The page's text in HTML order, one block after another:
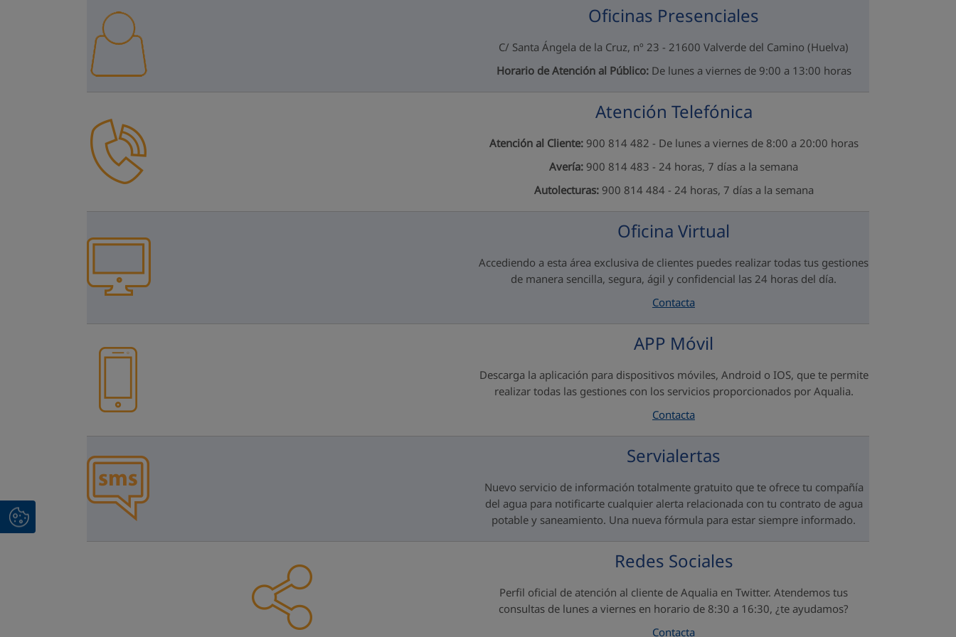
Oficinas Presenciales
C/ Santa Ángela de la Cruz, nº 23 - 21600 Valverde del Camino (Huelva)
Horario de Atención al Público:De lunes a viernes de 9:00 a 13:00 horas
Atención Telefónica
Atención al Cliente:900 814 482 - De lunes a viernes de 8:00 a 20:00 horas
Avería: 900 814 483 - 24 horas, 7 días a la semana
Autolecturas:900 814 484 - 24 horas, 7 días a la semana
Oficina Virtual
Accediendo a esta área exclusiva de clientes puedes realizar todas tus gestiones
de manera sencilla, segura, ágil y confidencial las 24 horas del día.
Contacta
APP Móvil
Descarga la aplicación para dispositivos móviles, Android o IOS, que te permite
realizar todas las gestiones con los servicios proporcionados por Aqualia.
Contacta
Servialertas
Nuevo servicio de información totalmente gratuito que te ofrece tu compañía
del agua para notificarte cualquier alerta relacionada con tu contrato de agua
potable y saneamiento. Una nueva fórmula para estar siempre informado.
Redes Sociales
Perfil oficial de atención al cliente de Aqualia en Twitter. Atendemos tus
consultas de lunes a viernes en horario de 8:30 a 16:30, ¿te ayudamos?
Contacta